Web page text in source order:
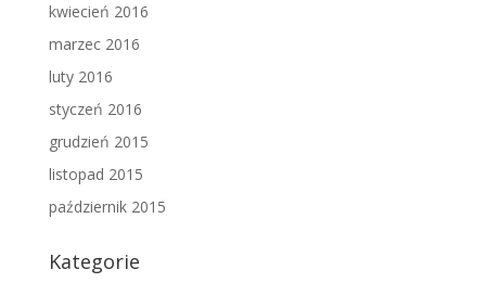
kwiecień 2016
marzec 2016
luty 2016
styczeń 2016
grudzień 2015
listopad 2015
październik 2015
Kategorie